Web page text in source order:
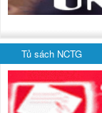
Tủ sách NCTG